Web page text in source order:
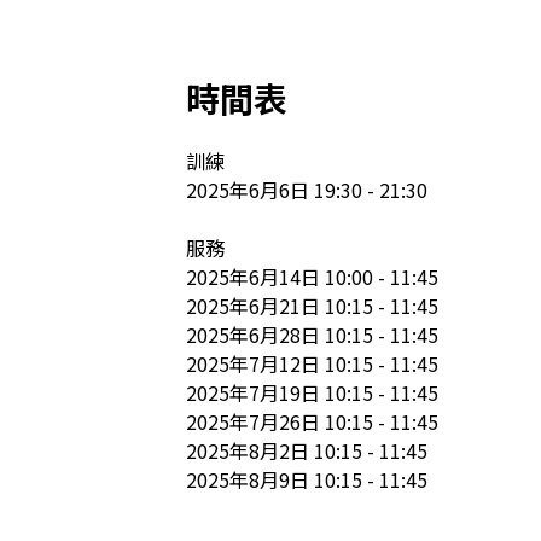
時間表
訓練
2025年6月6日 19:30 - 21:30
服務
2025年6月14日 10:00 - 11:45
2025年6月21日 10:15 - 11:45
2025年6月28日 10:15 - 11:45
2025年7月12日 10:15 - 11:45
2025年7月19日 10:15 - 11:45
2025年7月26日 10:15 - 11:45
2025年8月2日 10:15 - 11:45
2025年8月9日 10:15 - 11:45